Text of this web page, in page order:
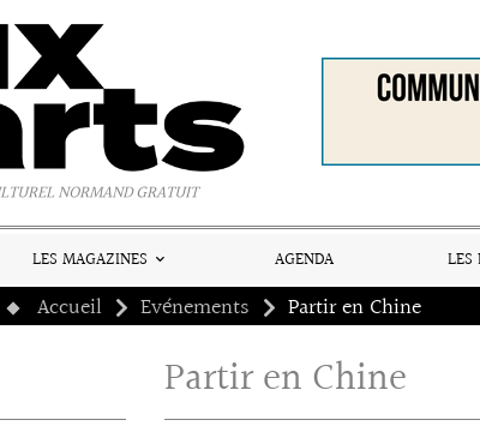
NORMAND GRATUIT
LES MAGAZINES AGENDA LES
Accueil Evénements Partir en Chine
Partir en Chine